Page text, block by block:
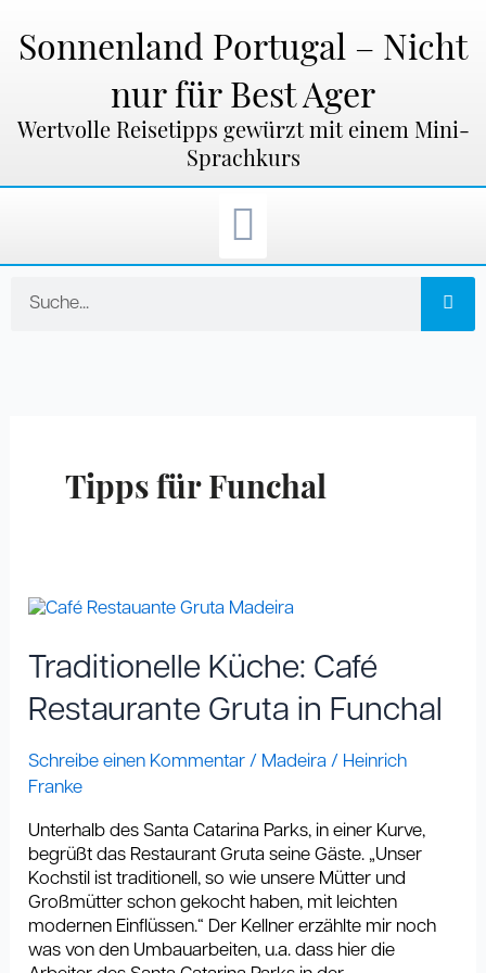
Inhalt
springen
Sonnenland Portugal – Nicht
nur für Best Ager
Wertvolle Reisetipps gewürzt mit einem Mini-
Sprachkurs
Tipps für Funchal
Traditionelle Küche: Café
Restaurante Gruta in Funchal
Schreibe einen Kommentar / Madeira / Heinrich
Franke
Unterhalb des Santa Catarina Parks, in einer Kurve,
begrüßt das Restaurant Gruta seine Gäste. „Unser
Kochstil ist traditionell, so wie unsere Mütter und
Großmütter schon gekocht haben, mit leichten
modernen Einflüssen.“ Der Kellner erzählte mir noch
was von den Umbauarbeiten, u.a. dass hier die
Traditionelle
Café
Restaurante
Gruta
Funchal